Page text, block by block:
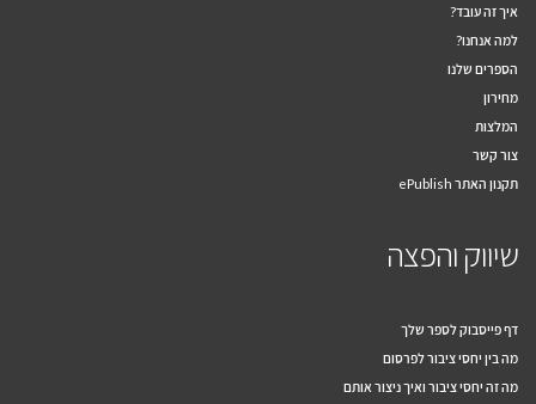
איך זה עובד?
למה אנחנו?
הספרים שלנו
מחירון
המלצות
צור קשר
תקנון האתר ePublish
שיווק והפצה
דף פייסבוק לספר שלך
מה בין יחסי ציבור לפרסום
מה זה יחסי ציבור ואיך ניצור אותם